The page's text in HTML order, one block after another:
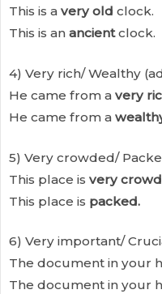
This is a very old clock.
This is an ancientclock.
4) Very rich/ Wealthy
He came from a very
He came from a
5) Very crowded/
This place is very
This place is packed.
6) Very important/
The document in your
The document in your